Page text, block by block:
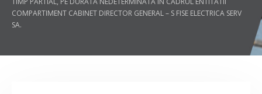
COMPARTIMENT CABINET DIRECTOR GENERAL – S FISE ELECTRICA SERV
SA.